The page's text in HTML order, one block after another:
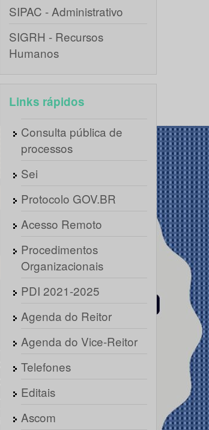
SIPAC - Administrativo
SIGRH - Recursos
Humanos
Links rápidos
Consulta pública de
processos
Sei
Protocolo GOV.BR
Acesso Remoto
Procedimentos
Organizacionais
PDI 2021-2025
Agenda do Reitor
Agenda do Vice-Reitor
Telefones
Editais
Ascom